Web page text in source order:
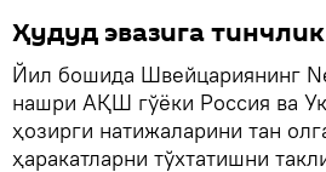
Ҳудуд эвазига тинчлик
Йил бошида Швейцариянинг
нашри АҚШ гўёки Россия ва
ҳозирги натижаларини тан
ҳаракатларни тўхтатишни